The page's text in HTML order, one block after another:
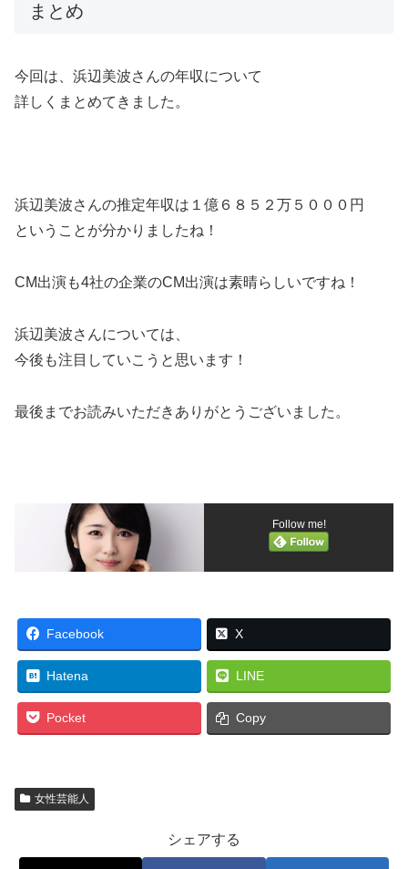
まとめ
今回は、浜辺美波さんの年収について
詳しくまとめてきました。
浜辺美波さんの推定年収は１億６８５２万５０００円
ということが分かりましたね！
CM出演も4社の企業のCM出演は素晴らしいですね！
浜辺美波さんについては、
今後も注目していこうと思います！
最後までお読みいただきありがとうございました。
Follow me!
Facebook X
Hatena LINE
Pocket Copy
女性芸能人
シェアする